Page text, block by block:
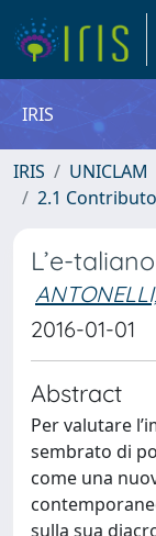
IRIS
IRIS UNICLAM
2.1
L’e-
2016-01-01
Abstract
Per valutare
sembrato di
come una
sulla sua